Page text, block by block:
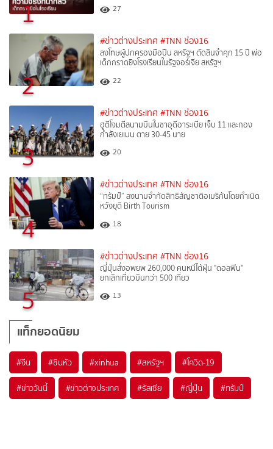
1 27
2
#ข่าวต่างประเทศ #TNN ช่อง16
ลงโทษผู้ปกครองมือปืน สหรัฐฯ ตัดสินจำคุก 15 ปี พ่อ
เด็กกราดยิงโรงเรียนในรัฐจอร์เจีย สหรัฐฯ
22
3
#ข่าวต่างประเทศ #TNN ช่อง16
ฮูตีโจมตีสนามบินในซาอุดีอาระเบีย เจ็บ 11 และกอง
กำลังเยเมน ตาย 30-45 นาย
20
4
#ข่าวต่างประเทศ #TNN ช่อง16
“ทรัมป์” ลงนามจำกัดสิทธิสัญชาติอเมริกันโดยกำเนิด
หวังยุติ Birth Tourism
18
5
#ข่าวต่างประเทศ #TNN ช่อง16
ญี่ปุ่นสั่งอพยพ 260,000 คนหนีไต้ฝุ่น "ดอลฟิน"
ยกเลิกเที่ยวบินกว่า 500 เที่ยว
13
แท็กยอดนิยม
#จีน #ซินหัว #xinhua #สหรัฐฯ #โควิด-19
#ข่าววันนี้ #ข่าวต่างประเทศ #รัสเซีย #ญี่ปุ่น #ทรัมป์